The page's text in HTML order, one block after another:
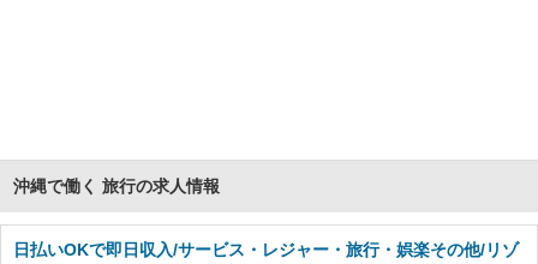
沖縄で働く 旅行の求人情報
日払いOKで即日収入/サービス・レジャー・旅行・娯楽その他/リゾ